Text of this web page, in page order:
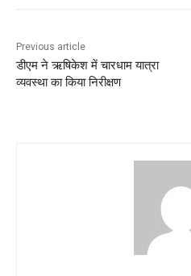
Previous article
डीएम ने ऋषिकेश में चारधाम यात्रा
व्यवस्था का किया निरीक्षण